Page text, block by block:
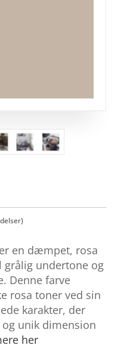
en dæmpet, rosa
grålig undertone og
Denne farve
rosa toner ved sin
karakter, der
unik dimension
her